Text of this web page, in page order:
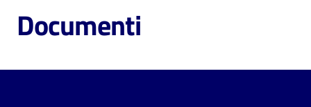
puoi
Documenti